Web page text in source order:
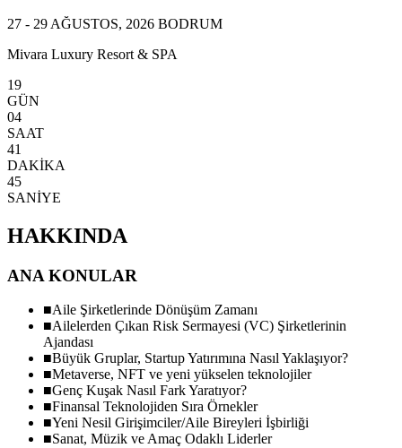
27 - 29 AĞUSTOS, 2026 BODRUM
Mivara Luxury Resort & SPA
19
GÜN
04
SAAT
41
DAKİKA
42
SANİYE
HAKKINDA
ANA KONULAR
■Aile Şirketlerinde Dönüşüm Zamanı
■Ailelerden Çıkan Risk Sermayesi (VC) Şirketlerinin
Ajandası
■Büyük Gruplar, Startup Yatırımına Nasıl Yaklaşıyor?
■Metaverse, NFT ve yeni yükselen teknolojiler
■Genç Kuşak Nasıl Fark Yaratıyor?
■Finansal Teknolojiden Sıra Örnekler
■Yeni Nesil Girişimciler/Aile Bireyleri İşbirliği
■Sanat, Müzik ve Amaç Odaklı Liderler